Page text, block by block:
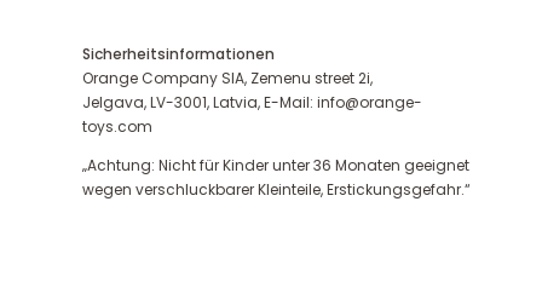
Sicherheitsinformationen
Orange Company SIA, Zemenu street 2i,
Jelgava, LV-3001, Latvia, E-Mail: info@orange-
toys.com
„Achtung: Nicht für Kinder unter 36 Monaten geeignet
wegen verschluckbarer Kleinteile, Erstickungsgefahr.“